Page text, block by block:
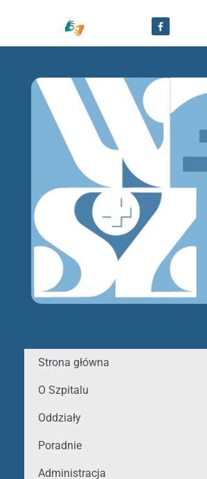
Strona główna
O Szpitalu
Oddziały
Poradnie
Administracja